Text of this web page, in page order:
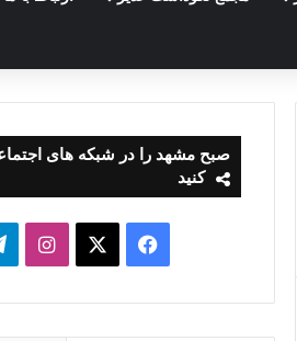
صبح مشهد را در شبکه های
کنید
فیسبوک ایکس